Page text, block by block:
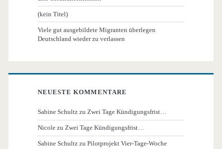
(kein Titel)
Viele gut ausgebildete Migranten überlegen
Deutschland wieder zu verlassen
NEUESTE KOMMENTARE
Sabine Schultz zuZwei Tage Kündigungsfrist…
Nicole zuZwei Tage Kündigungsfrist…
Sabine Schultz zuPilotprojekt Vier-Tage-Woche